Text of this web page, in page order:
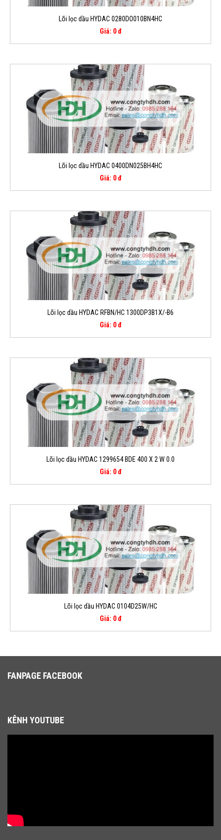
Lõi lọc dầu HYDAC 0280DO010BN4HC
Giá: 0 đ
Lõi lọc dầu HYDAC 0400DN025BH4HC
Giá: 0 đ
Lõi lọc dầu HYDAC RFBN/HC 1300DP3B1X/-B6
Giá: 0 đ
Lõi lọc dầu HYDAC 1299654 BDE 400 X 2 W 0.0
Giá: 0 đ
Lõi lọc dầu HYDAC 0104D25W/HC
Giá: 0 đ
FANPAGE FACEBOOK
KÊNH YOUTUBE